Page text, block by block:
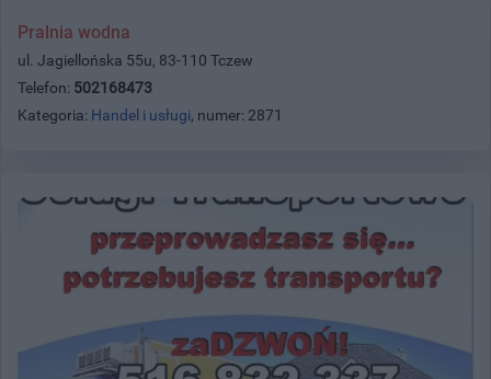
Pralnia wodna
ul. Jagiellońska 55u, 83-110 Tczew
Telefon: 502168473
Kategoria: Handel i usługi, numer: 2871